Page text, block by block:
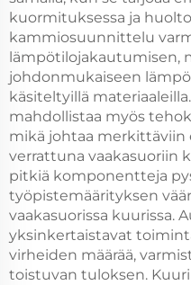
kuormituksessa ja
kammiosuunnittelu
lämpötilojakautumisen,
johdonmukaiseen
käsiteltyillä
mahdollistaa myös
mikä johtaa merkittäviin
verrattuna vaakasuoriin
pitkiä komponentteja
työpistemäärityksen
vaakasuorissa kuurissa.
yksinkertaistavat
virheiden määrää,
toistuvan tuloksen.